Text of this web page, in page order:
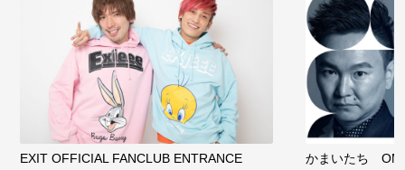
EXIT OFFICIAL FANCLUB ENTRANCE かまいたち